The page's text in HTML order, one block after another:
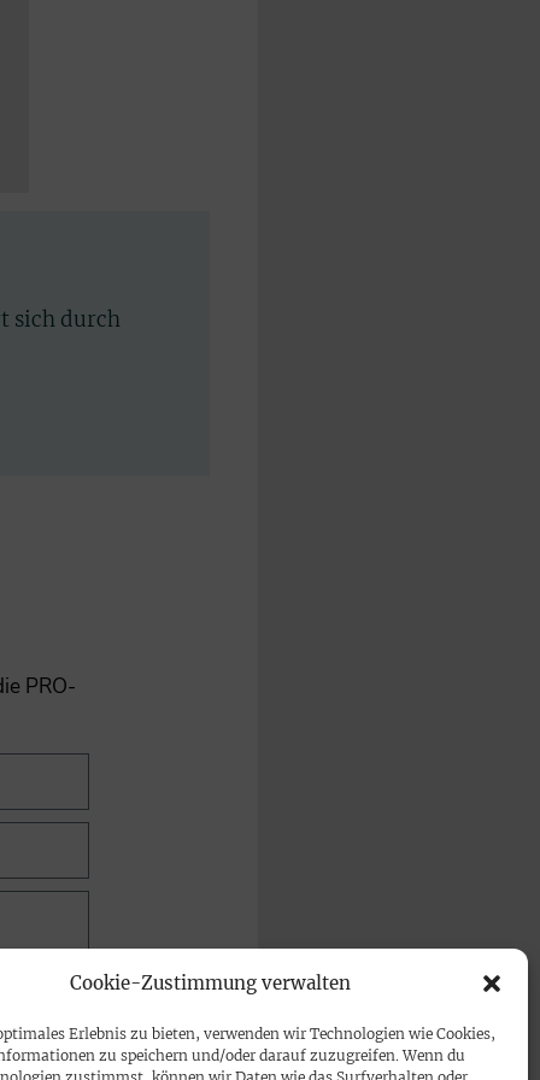
Cookie-Zustimmung verwalten
Erlebnis zu bieten, verwenden wir Technologien wie Cookies,
zu speichern und/oder darauf zuzugreifen. Wenn du
sich durch
PRO-